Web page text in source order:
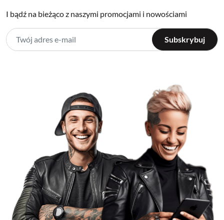
I bądź na bieżąco z naszymi promocjami i nowościami